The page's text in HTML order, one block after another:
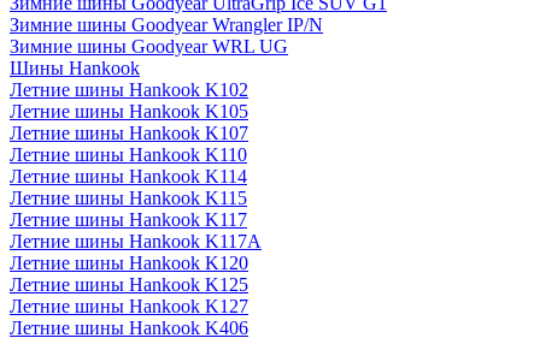
Зимние шины Goodyear Wrangler IP/N
Зимние шины Goodyear WRL UG
Шины Hankook
Летние шины Hankook K102
Летние шины Hankook K105
Летние шины Hankook K107
Летние шины Hankook K110
Летние шины Hankook K114
Летние шины Hankook K115
Летние шины Hankook K117
Летние шины Hankook K117A
Летние шины Hankook K120
Летние шины Hankook K125
Летние шины Hankook K127
Летние шины Hankook K406